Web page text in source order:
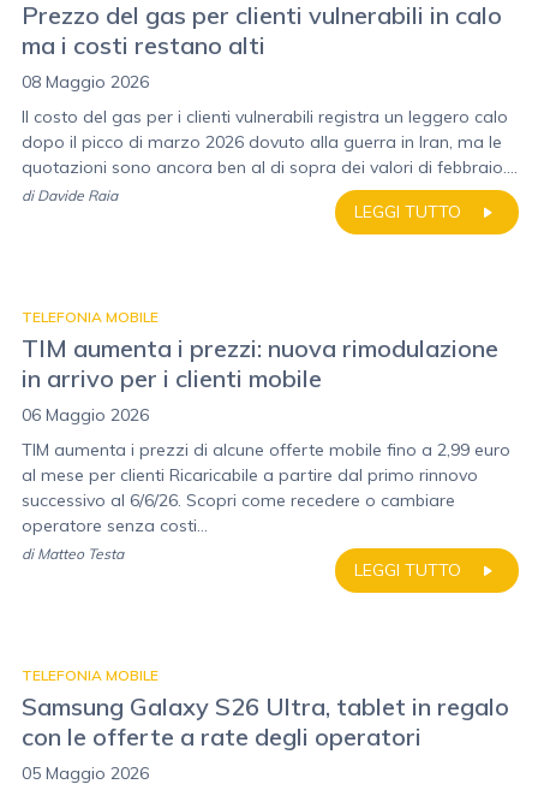
Prezzo del gas per clienti vulnerabili in calo
ma i costi restano alti
08 Maggio 2026
Il costo del gas per i clienti vulnerabili registra un leggero calo
dopo il picco di marzo 2026 dovuto alla guerra in Iran, ma le
quotazioni sono ancora ben al di sopra dei valori di febbraio....
LEGGI TUTTO
di Davide Raia
TELEFONIA MOBILE
TIM aumenta i prezzi: nuova rimodulazione
in arrivo per i clienti mobile
06 Maggio 2026
TIM aumenta i prezzi di alcune offerte mobile fino a 2,99 euro
al mese per clienti Ricaricabile a partire dal primo rinnovo
successivo al 6/6/26. Scopri come recedere o cambiare
operatore senza costi...
LEGGI TUTTO
di Matteo Testa
TELEFONIA MOBILE
Samsung Galaxy S26 Ultra, tablet in regalo
con le offerte a rate degli operatori
05 Maggio 2026